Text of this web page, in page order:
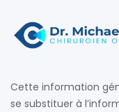
Cette information
se substituer à